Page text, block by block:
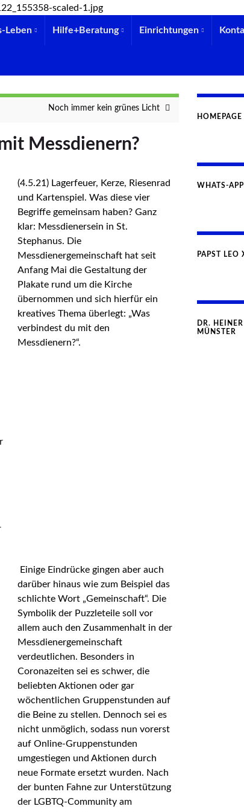
Leben Hilfe+Beratung Einrichtungen
Noch immer kein grünes Licht
Messdienern?
(4.5.21) Lagerfeuer, Kerze, Riesenrad
und Kartenspiel. Was diese vier
Begriffe gemeinsam haben? Ganz
klar: Messdienersein in St.
Stephanus. Die
Messdienergemeinschaft hat seit
Anfang Mai die Gestaltung der
Plakate rund um die Kirche
übernommen und sich hierfür ein
kreatives Thema überlegt: „Was
verbindest du mit den
Messdienern?“.
Einige Eindrücke gingen aber auch
darüber hinaus wie zum Beispiel das
schlichte Wort „Gemeinschaft“. Die
Symbolik der Puzzleteile soll vor
allem auch den Zusammenhalt in der
Messdienergemeinschaft
verdeutlichen. Besonders in
Coronazeiten sei es schwer, die
beliebten Aktionen oder gar
wöchentlichen Gruppenstunden auf
die Beine zu stellen. Dennoch sei es
nicht unmöglich, sodass nun vorerst
auf Online-Gruppenstunden
umgestiegen und Aktionen durch
neue Formate ersetzt wurden. Nach
der bunten Fahne zur Unterstützung
der LGBTQ-Community am
WHATS-
PAPST LEO
DR.
MÜNSTER